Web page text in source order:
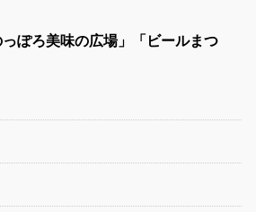
ぽろ美味の広場」「ビールまつ